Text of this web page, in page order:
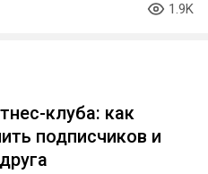
1.9K
клуба: как
подписчиков и